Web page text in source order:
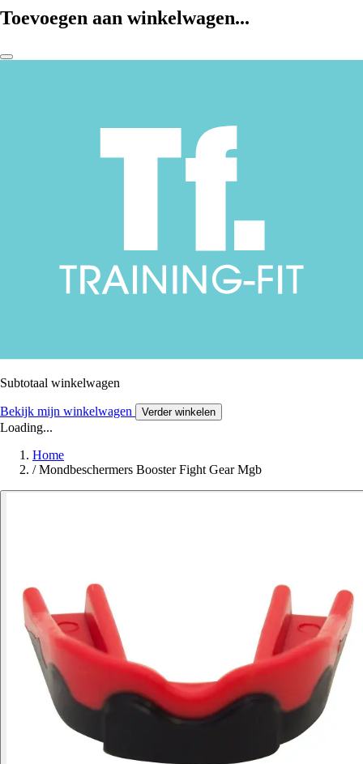
Toevoegen aan winkelwagen...
Subtotaal winkelwagen
Bekijk mijn winkelwagen Verder winkelen
Loading...
Home
/ Mondbeschermers Booster Fight Gear Mgb